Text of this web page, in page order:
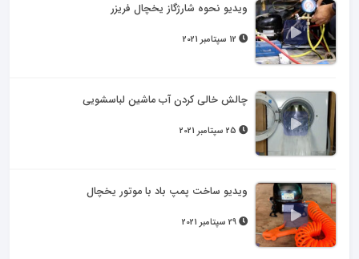
ویدیو نحوه شارژگاز یخچال فریزر
چالش خالی کردن آب ماشین لباسشویی
ویدیو ساخت پمپ باد با موتور یخچال